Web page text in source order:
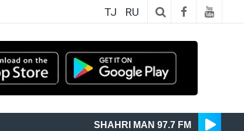
TJ RU
SHAHRI MAN 97.7 FM